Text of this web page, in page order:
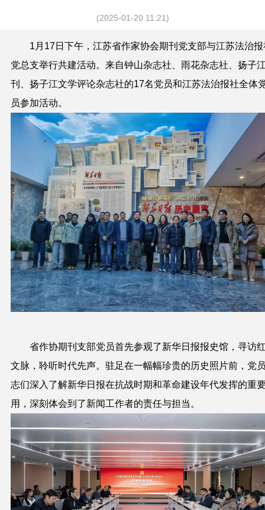
(2025-01-20 11:21)
1月17日下午， 江苏省作家协会期刊党支部与江苏法治报
党总支举行共建活动。来自钟山杂志社、雨花杂志社、扬子
刊、扬子江文学评论杂志社的17名党员和江苏法治报社全体
员参加活动。
省作协期刊支部党员首先参观了新华日报报史馆，寻访
文脉，聆听时代先声。驻足在一幅幅珍贵的历史照片前，党
志们深入了解新华日报在抗战时期和革命建设年代发挥的重
用，深刻体会到了新闻工作者的责任与担当。